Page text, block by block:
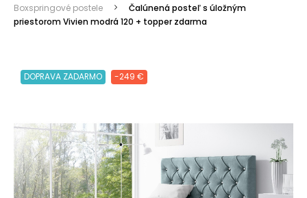
Boxspringové postele
Čalúnená posteľ s úložným
priestorom Vivien modrá 120 + topper zdarma
DOPRAVA ZADARMO -249 €